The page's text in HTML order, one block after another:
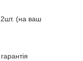
(на ваш